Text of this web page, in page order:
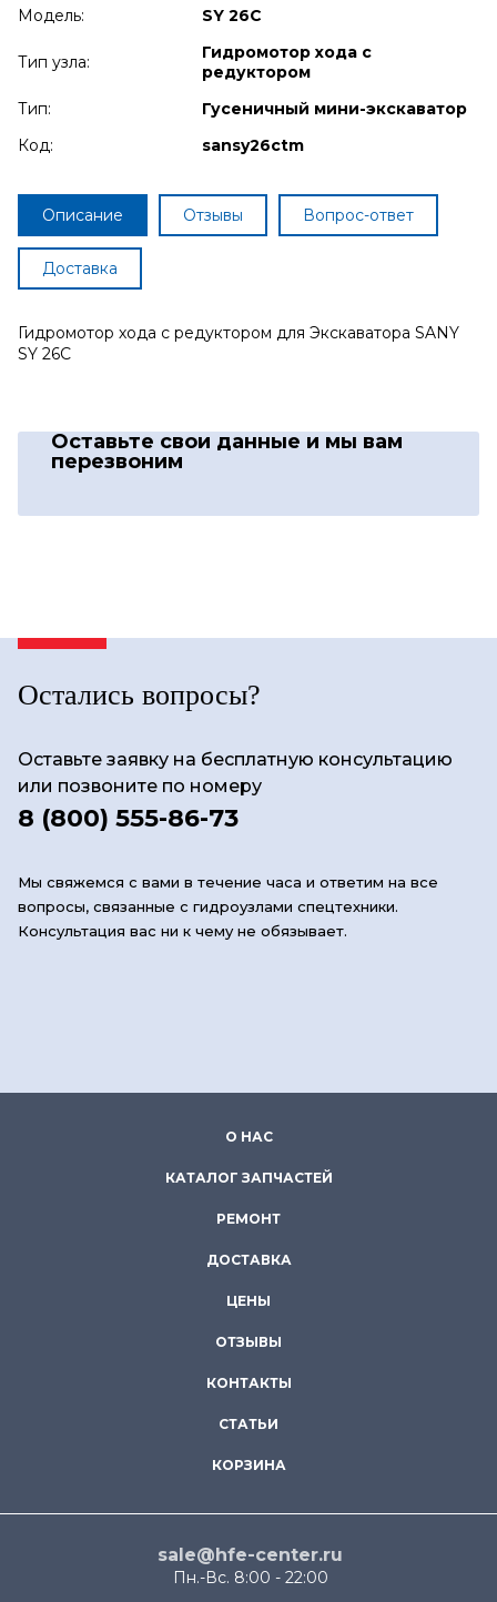
Модель:
SY 26C
Тип узла:
Гидромотор хода с
редуктором
Тип:
Гусеничный мини-экскаватор
Код:
sansy26ctm
Описание Отзывы Вопрос-ответ
Доставка
Гидромотор хода с редуктором для Экскаватора SANY
SY 26C
Оставьте свои данные и мы вам
перезвоним
Остались вопросы?
Оставьте заявку на бесплатную консультацию
или позвоните по номеру
8 (800) 555-86-73
Мы свяжемся с вами в течение часа и ответим на все
вопросы, связанные с гидроузлами спецтехники.
Консультация вас ни к чему не обязывает.
О НАС
КАТАЛОГ ЗАПЧАСТЕЙ
РЕМОНТ
ДОСТАВКА
ЦЕНЫ
ОТЗЫВЫ
КОНТАКТЫ
СТАТЬИ
КОРЗИНА
sale@hfe-center.ru
Пн.-Вс. 8:00 - 22:00